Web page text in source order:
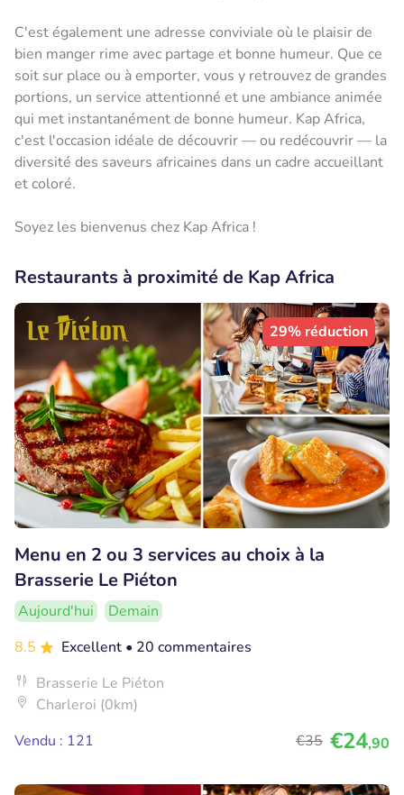
C'est également une adresse conviviale où le plaisir de
bien manger rime avec partage et bonne humeur. Que ce
soit sur place ou à emporter, vous y retrouvez de grandes
portions, un service attentionné et une ambiance animée
qui met instantanément de bonne humeur. Kap Africa,
c'est l'occasion idéale de découvrir — ou redécouvrir — la
diversité des saveurs africaines dans un cadre accueillant
et coloré.
Soyez les bienvenus chez Kap Africa !
Restaurants à proximité de Kap Africa
29% réduction
Menu en 2 ou 3 services au choix à la
Brasserie Le Piéton
Aujourd'hui
Demain
8.5
Excellent • 20 commentaires
Brasserie Le Piéton
Charleroi (0km)
Vendu : 121
€35 €24,90